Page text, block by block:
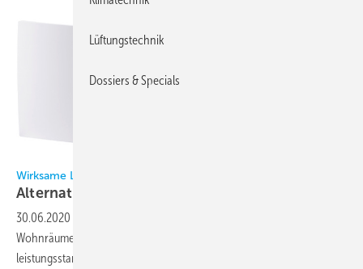
Wirksame Lüftung mit WRG auch mit Einzelraumsystemen
Alternative zu
30.06.2020
Wohnräumen und das Wohlbefinden ihrer Bewohner sind
leistungsstarke Lüftungssysteme ebenso wichtig wie eine gut
Lüftungstechnik
Dossiers & Specials